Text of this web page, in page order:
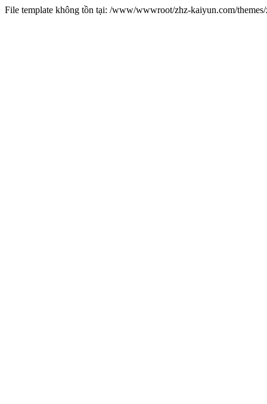
File template không tồn tại: /www/wwwroot/zhz-kaiyun.com/